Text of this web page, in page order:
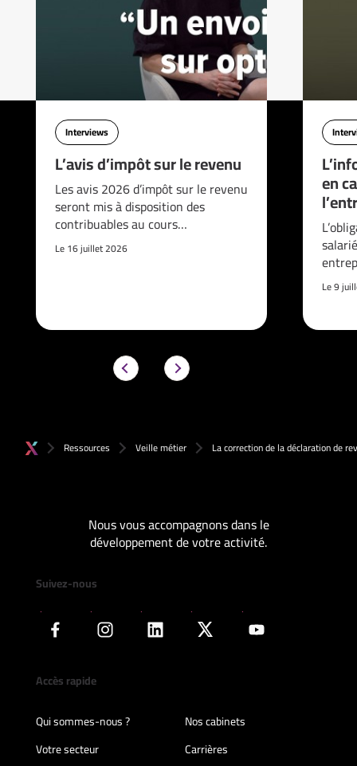
Interviews
L’avis d’impôt sur le revenu
Les avis 2026 d’impôt sur le revenu
seront mis à disposition des
contribuables au cours…
Le 16 juillet 2026
en
Le 9
Ressources Veille métier La correction de la déclaration de
Nous vous accompagnons dans le
développement de votre activité.
Suivez-nous
Accès rapide
Qui sommes-nous ?
Nos cabinets
Votre secteur
Carrières